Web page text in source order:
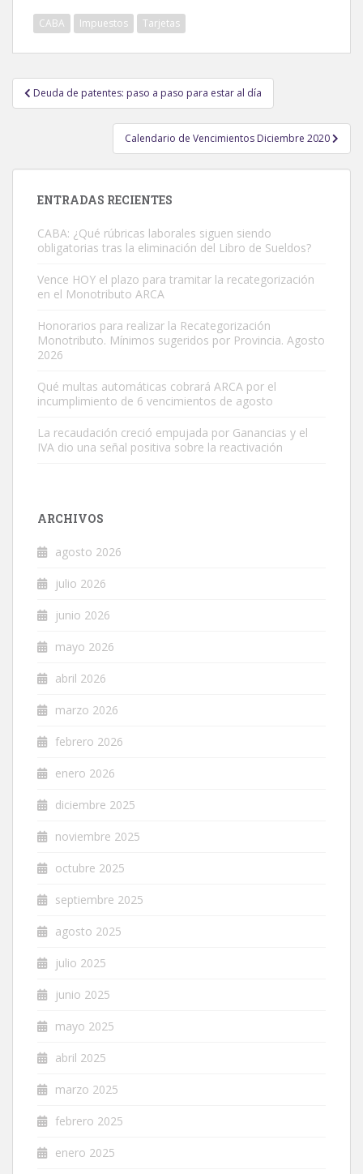
CABA Impuestos Tarjetas
Navegación
de
Deuda de patentes: paso a paso para estar al día
Calendario de Vencimientos Diciembre 2020
ENTRADAS RECIENTES
CABA: ¿Qué rúbricas laborales siguen siendo
obligatorias tras la eliminación del Libro de Sueldos?
Vence HOY el plazo para tramitar la recategorización
en el Monotributo ARCA
Honorarios para realizar la Recategorización
Monotributo. Mínimos sugeridos por Provincia. Agosto
2026
Qué multas automáticas cobrará ARCA por el
incumplimiento de 6 vencimientos de agosto
La recaudación creció empujada por Ganancias y el
IVA dio una señal positiva sobre la reactivación
ARCHIVOS
agosto 2026
julio 2026
junio 2026
mayo 2026
abril 2026
marzo 2026
febrero 2026
enero 2026
diciembre 2025
noviembre 2025
octubre 2025
septiembre 2025
agosto 2025
julio 2025
junio 2025
mayo 2025
abril 2025
marzo 2025
febrero 2025
enero 2025